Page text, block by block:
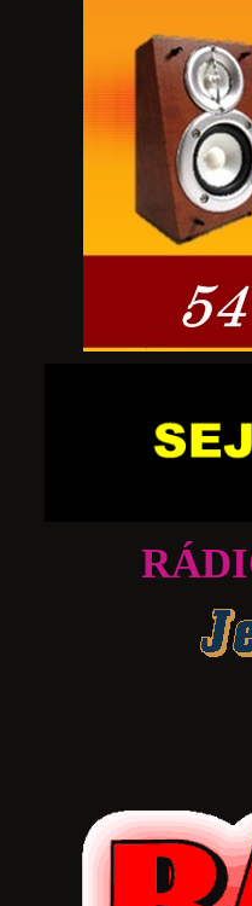
RÁDIO A